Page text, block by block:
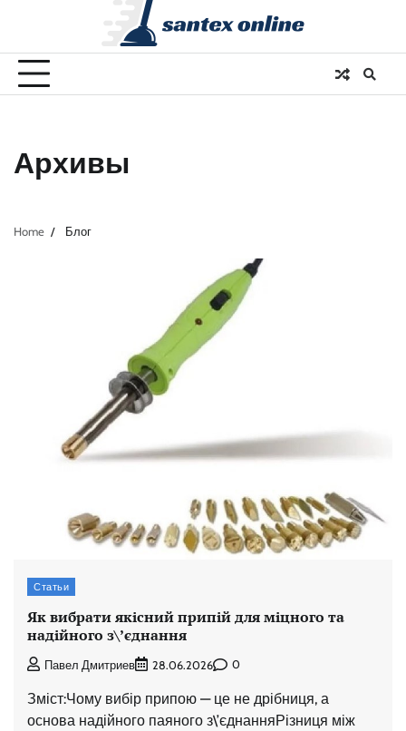
content
Архивы
Home Блог
Статьи
Як вибрати якісний припій для міцного та
надійного з\’єднання
Павел Дмитриев 28.06.2026 0
Зміст:Чому вибір припою — це не дрібниця, а
основа надійного паяного з\’єднанняРізниця між